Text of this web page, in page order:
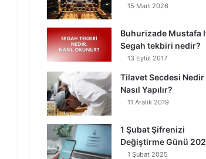
15 Mart 2026
Buhurizade Mustafa
Segah tekbiri nedir?
13 Eylül 2017
Tilavet Secdesi Nedir
Nasıl Yapılır?
11 Aralık 2019
1 Şubat Şifrenizi
Değiştirme Günü
1 Şubat 2025